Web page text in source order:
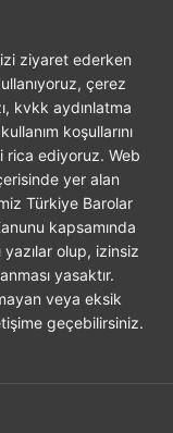
ziyaret ederken
çerez
kvkk aydınlatma
koşullarını
rica ediyoruz. Web
yer alan
Türkiye Barolar
kapsamında
yazılar olup, izinsiz
yasaktır.
veya eksik
geçebilirsiniz.